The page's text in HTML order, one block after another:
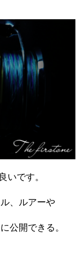
いです。
、ルアーや
公開できる。